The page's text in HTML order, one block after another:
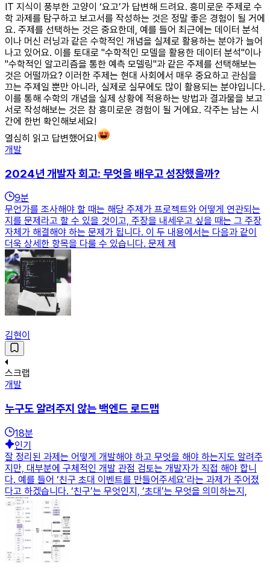
IT 지식이 풍부한 고양이 ‘요고’가 답변해 드려요. 흥미로운 주제로 수
학 과제를 탐구하고 보고서를 작성하는 것은 정말 좋은 경험이 될 거에
요. 주제를 선택하는 것은 중요한데, 예를 들어 최근에는 데이터 분석
이나 머신 러닝과 같은 수학적인 개념을 실제로 활용하는 분야가 늘어
나고 있어요. 이를 토대로 "수학적인 모델을 활용한 데이터 분석"이나
"수학적인 알고리즘을 통한 예측 모델링"과 같은 주제를 선택해보는
것은 어떨까요? 이러한 주제는 현대 사회에서 매우 중요하고 관심을
끄는 주제일 뿐만 아니라, 실제로 실무에도 많이 활용되는 분야입니다.
이를 통해 수학의 개념을 실제 상황에 적용하는 방법과 결과물을 보고
서로 작성해보는 것은 참 흥미로운 경험이 될 거에요. 각주는 남는 시
간에 한번 확인해보세요!
열심히 읽고 답변했어요!
개발
2024년 개발자 회고: 무엇을 배우고 성장했을까?
9분
무언가를 조사해야 할 때는 해당 주제가 프로젝트와 어떻게 연관되는
지를 문제라고 할 수 있을 것이고, 주장을 내세우고 싶을 때는 그 주장
자체가 해결해야 하는 문제가 됩니다. 이 두 내용에서는 다음과 같이
더욱 상세한 항목을 다룰 수 있습니다. 문제 제
김현이
스크랩
개발
누구도 알려주지 않는 백엔드 로드맵
18분
인기
잘 정리된 과제는 어떻게 개발해야 하고 무엇을 해야 하는지도 알려주
지만, 대부분에 구체적인 개발 관점 검토는 개발자가 직접 해야 합니
다. 예를 들어 ‘친구 초대 이벤트를 만들어주세요’라는 과제가 주어졌
다고 하겠습니다. ‘친구’는 무엇인지, ‘초대’는 무엇을 의미하는지,